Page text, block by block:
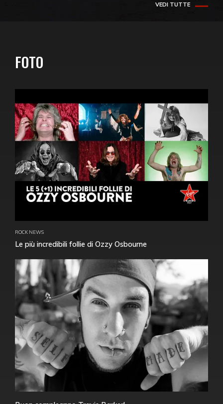
VEDI TUTTE
FOTO
ROCK NEWS
Le più incredibili follie di Ozzy Osbourne